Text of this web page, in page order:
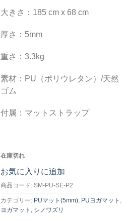
大きさ：185 cm x 68 cm
厚さ：5mm
重さ：3.3kg
素材：PU（ポリウレタン）/天然
ゴム
付属：マットストラップ
在庫切れ
お気に入りに追加
商品コード: SM-PU-SE-P2
カテゴリー: PUマット(5mm), PUヨガマット ,
ヨガマット , シノワズリ